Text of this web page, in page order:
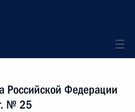
Российской Федерации
№ 25